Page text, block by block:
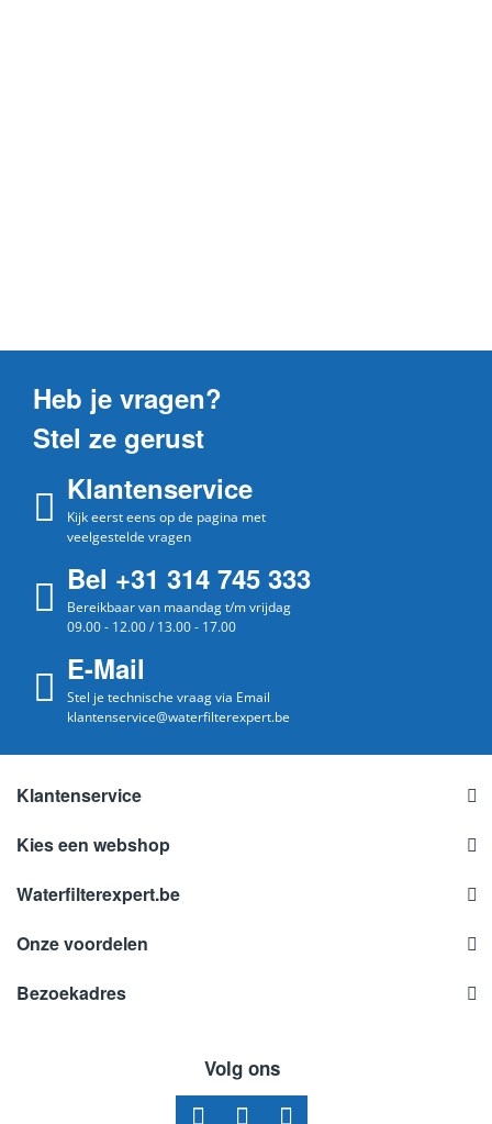
Heb je vragen?
Stel ze gerust
Klantenservice
Kijk eerst eens op de pagina met
veelgestelde vragen
Bel +31 314 745 333
Bereikbaar van maandag t/m vrijdag
09.00 - 12.00 / 13.00 - 17.00
E-Mail
Stel je technische vraag via Email
klantenservice@waterfilterexpert.be
Klantenservice
Kies een webshop
Waterfilterexpert.be
Onze voordelen
Bezoekadres
Volg ons